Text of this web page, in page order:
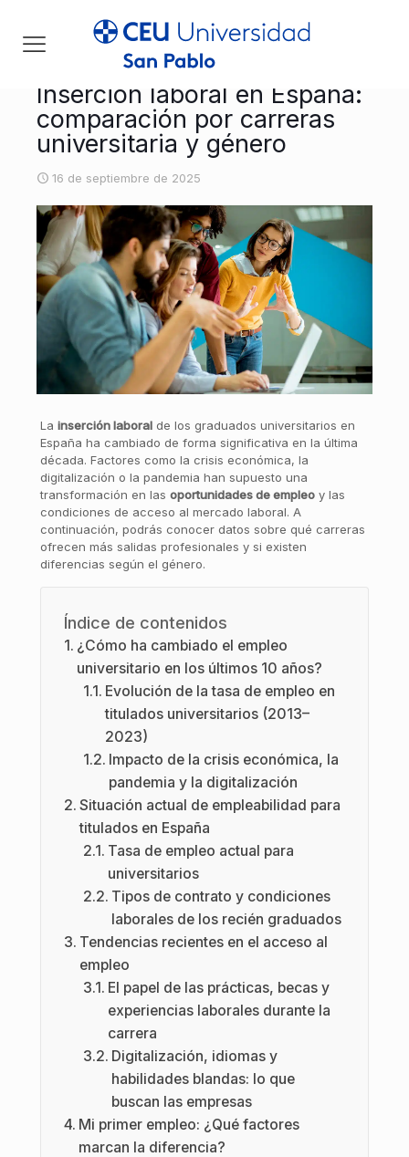
Inserción laboral en España:
comparación por carreras
universitaria y género
16 de septiembre de 2025
La inserción laboralde los graduados universitarios en
España ha cambiado de forma significativa en la última
década. Factores como la crisis económica, la
digitalización o la pandemia han supuesto una
transformación en las oportunidades de empleoy las
condiciones de acceso al mercado laboral. A
continuación, podrás conocer datos sobre qué carreras
ofrecen más salidas profesionales y si existen
diferencias según el género.
Índice de contenidos
¿Cómo ha cambiado el empleo
universitario en los últimos 10 años?
Evolución de la tasa de empleo en
titulados universitarios (2013–
2023)
Impacto de la crisis económica, la
pandemia y la digitalización
Situación actual de empleabilidad para
titulados en España
Tasa de empleo actual para
universitarios
Tipos de contrato y condiciones
laborales de los recién graduados
Tendencias recientes en el acceso al
empleo
El papel de las prácticas, becas y
experiencias laborales durante la
carrera
Digitalización, idiomas y
habilidades blandas: lo que
buscan las empresas
Mi primer empleo: ¿Qué factores
marcan la diferencia?